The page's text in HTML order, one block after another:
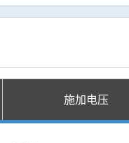
施加电压